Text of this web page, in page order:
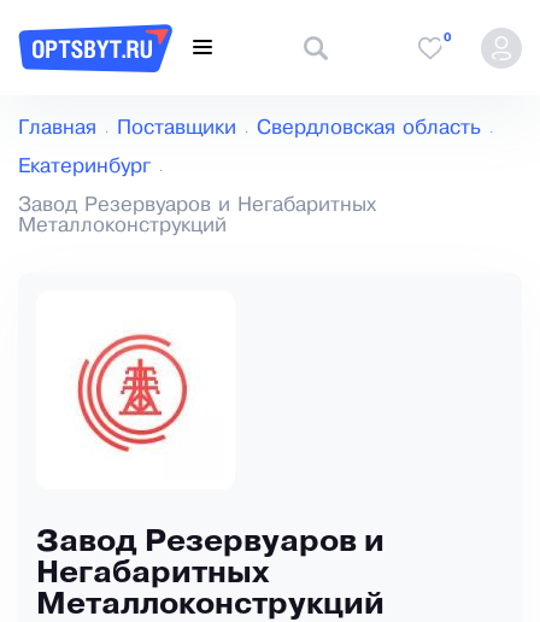
0
Главная Поставщики Свердловская область
Екатеринбург
Завод Резервуаров и Негабаритных
Металлоконструкций
Завод Резервуаров и
Негабаритных
Металлоконструкций